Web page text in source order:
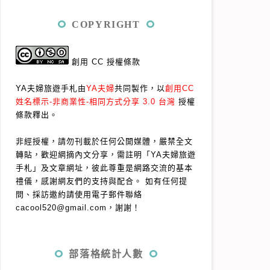
COPYRIGHT
創用 CC 授權條款
YA夫婦旅遊手札由YA夫婦共同製作，以創用CC
姓名標示-非商業性-相同方式分享 3.0 台灣 授權
條款釋出。
非經授權，請勿刊載於任何公開媒體，嚴禁全文
轉貼，歡迎網摘內文分享，需註明「YA夫婦旅遊
手札」及文章網址，彼此尊重是網路交流的基本
禮儀，感謝網友們的支持與配合。
如有任何提
問、採訪邀約請使用電子郵件聯絡
cacool520@gmail.com，謝謝！
部落格統計人數